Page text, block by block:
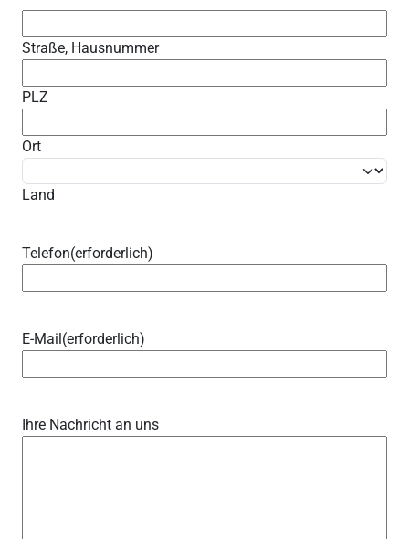
Straße, Hausnummer
PLZ
Ort
Land
Telefon(erforderlich)
E-Mail(erforderlich)
Ihre Nachricht an uns